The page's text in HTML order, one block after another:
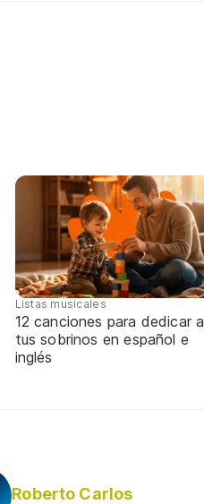
Listas musicales
12 canciones para dedicar a
tus sobrinos en español e
inglés
Roberto Carlos